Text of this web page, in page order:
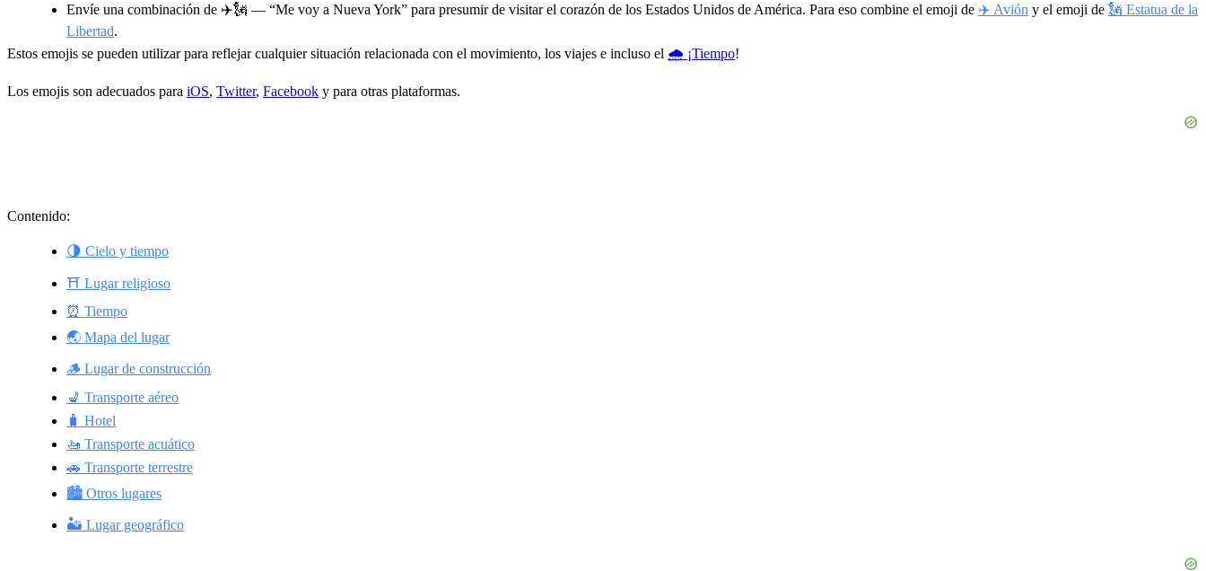
Envíe una combinación de ✈️🗽 — “Me voy a Nueva York” para presumir de visitar el corazón de los Estados Unidos de América. Para eso combine el emoji de ✈️ Avión y el emoji de 🗽 Estatua de la
Libertad.
Estos emojis se pueden utilizar para reflejar cualquier situación relacionada con el movimiento, los viajes e incluso el 🌧 ¡Tiempo!
Los emojis son adecuados para iOS, Twitter, Facebook y para otras plataformas.
Contenido:
🌗 Cielo y tiempo
⛩️ Lugar religioso
⏰ Tiempo
🌏 Mapa del lugar
🪵 Lugar de construcción
💺 Transporte aéreo
🧳 Hotel
🚤 Transporte acuático
🚗 Transporte terrestre
🏙️ Otros lugares
🏜️ Lugar geográfico